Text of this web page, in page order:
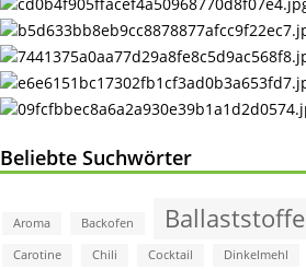
Beliebte Suchwörter
Aroma Backofen Ballaststoffe
Carotine Chili Cocktail Dinkelmehl